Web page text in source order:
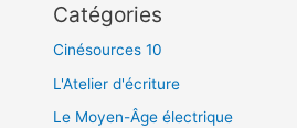
Catégories
Cinésources 10
L'Atelier d'écriture
Le Moyen-Âge électrique